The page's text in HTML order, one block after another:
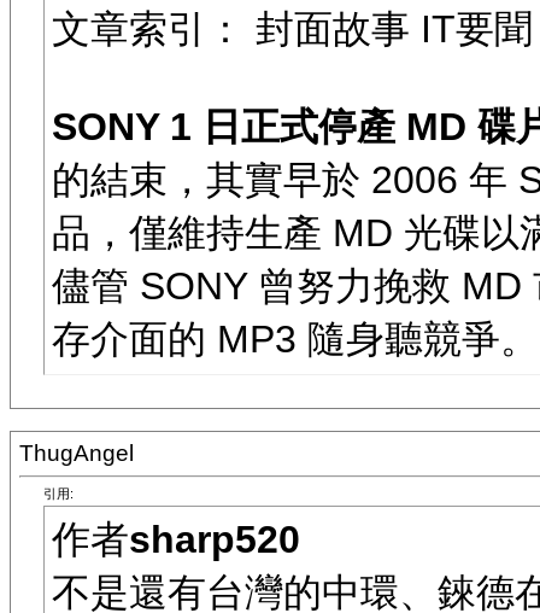
文章索引： 封面故事 IT要
SONY 1 日正式停產 MD
的結束，其實早於 2006 年
品，僅維持生產 MD 光碟以
儘管 SONY 曾努力挽救
存介面的 MP3 隨身聽競爭。
ThugAngel
引用:
作者sharp520
不是還有台灣的中環、錸德